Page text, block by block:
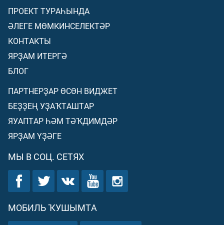
ПРОЕКТ ТУРАҺЫНДА
ӘЛЕГЕ МӨМКИНСЕЛЕКТӘР
КОНТАКТЫ
ЯРҘАМ ИТЕРГӘ
БЛОГ
ПАРТНЕРҘАР ӨСӨН ВИДЖЕТ
БЕҘҘЕҢ УҘАҠТАШТАР
ЯУАПТАР ҺӘМ ТӘҠДИМДӘР
ЯРҘАМ ҮҘӘГЕ
МЫ В СОЦ. СЕТЯХ
МОБИЛЬ ҠУШЫМТА